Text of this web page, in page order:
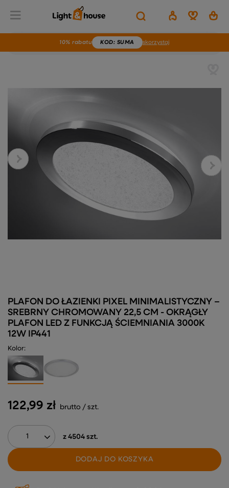
10% rabatu KOD: SUMA skorzystaj
Kolor
122,99 zł brutto / szt.
z 4504 szt.
DODAJ DO KOSZYKA
PLAFON DO ŁAZIENKI PIXEL MINIMALISTYCZNY –
SREBRNY CHROMOWANY 22,5 CM - OKRĄGŁY
PLAFON LED Z FUNKCJĄ ŚCIEMNIANIA 3000K
12W IP441